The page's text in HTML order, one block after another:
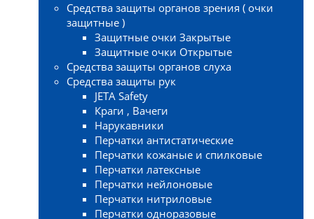
Средства защиты органов зрения ( очки
защитные )
Защитные очки Закрытые
Защитные очки Открытые
Средства защиты органов слуха
Средства защиты рук
JETA Safety
Краги , Вачеги
Нарукавники
Перчатки антистатические
Перчатки кожаные и спилковые
Перчатки латексные
Перчатки нейлоновые
Перчатки нитриловые
Перчатки одноразовые